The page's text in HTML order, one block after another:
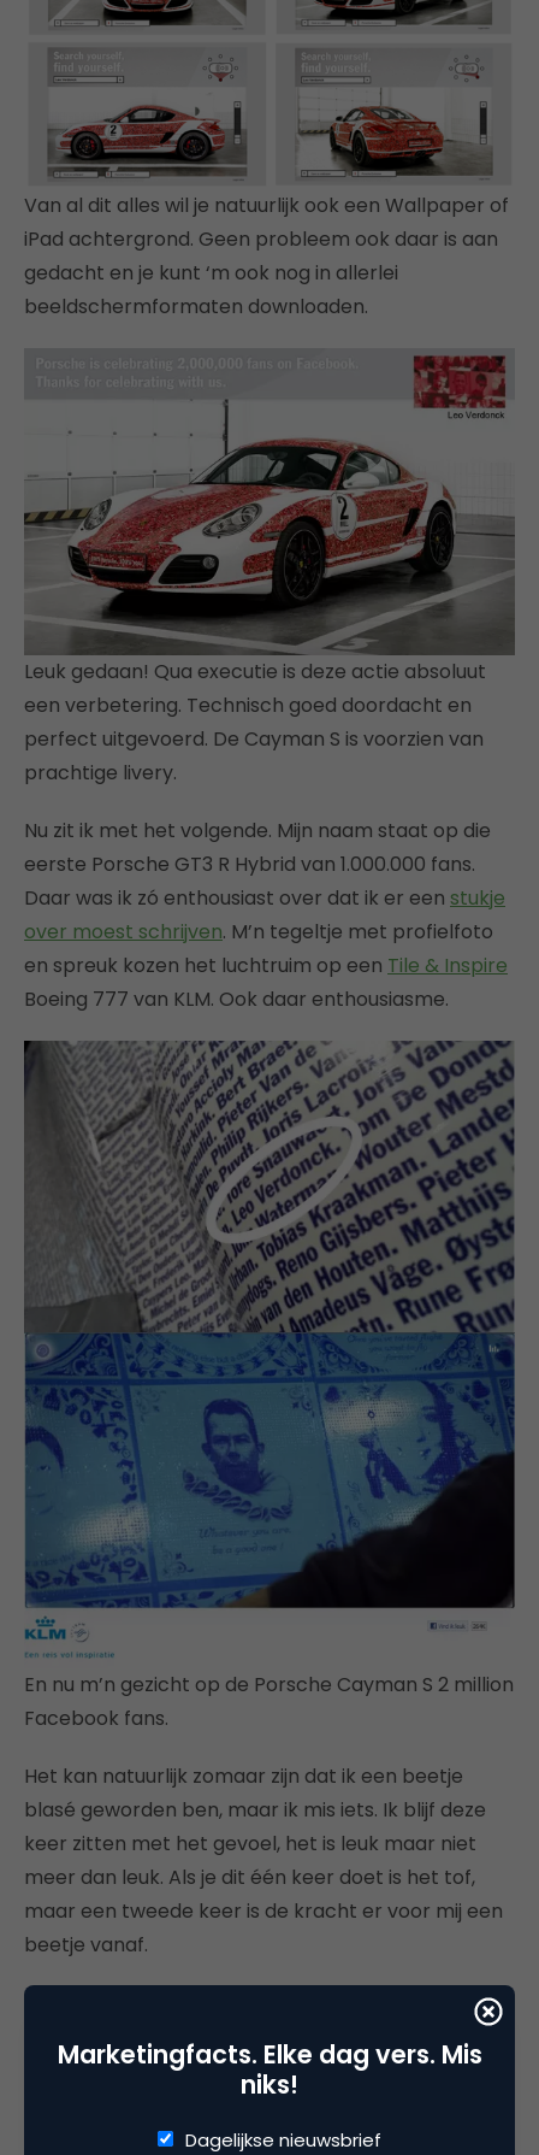
Van al dit alles wil je natuurlijk ook een Wallpaper of
iPad achtergrond. Geen probleem ook daar is aan
gedacht en je kunt ‘m ook nog in allerlei
beeldschermformaten downloaden.
Leuk gedaan! Qua executie is deze actie absoluut
een verbetering. Technisch goed doordacht en
perfect uitgevoerd. De Cayman S is voorzien van
prachtige livery.
Nu zit ik met het volgende. Mijn naam staat op die
eerste Porsche GT3 R Hybrid van 1.000.000 fans.
Daar was ik zó enthousiast over dat ik er een stukje
over moest schrijven. M’n tegeltje met profielfoto
en spreuk kozen het luchtruim op een Tile & Inspire
Boeing 777 van KLM. Ook daar enthousiasme.
En nu m’n gezicht op de Porsche Cayman S 2 million
Facebook fans.
Het kan natuurlijk zomaar zijn dat ik een beetje
blasé geworden ben, maar ik mis iets. Ik blijf deze
keer zitten met het gevoel, het is leuk maar niet
meer dan leuk. Als je dit één keer doet is het tof,
maar een tweede keer is de kracht er voor mij een
beetje vanaf.
Wat ga je als merk meer doen dan een like
omzetten in een naam of avatar ergens op ? Oké,
het geeft wat “rumour around the brand”, het
levert sympathie op. Ook als je naar de reacties op
de 1.000.000 facebook fans posting van vorig jaar
Marketingfacts. Elke dag vers. Mis
niks!
Dagelijkse nieuwsbrief